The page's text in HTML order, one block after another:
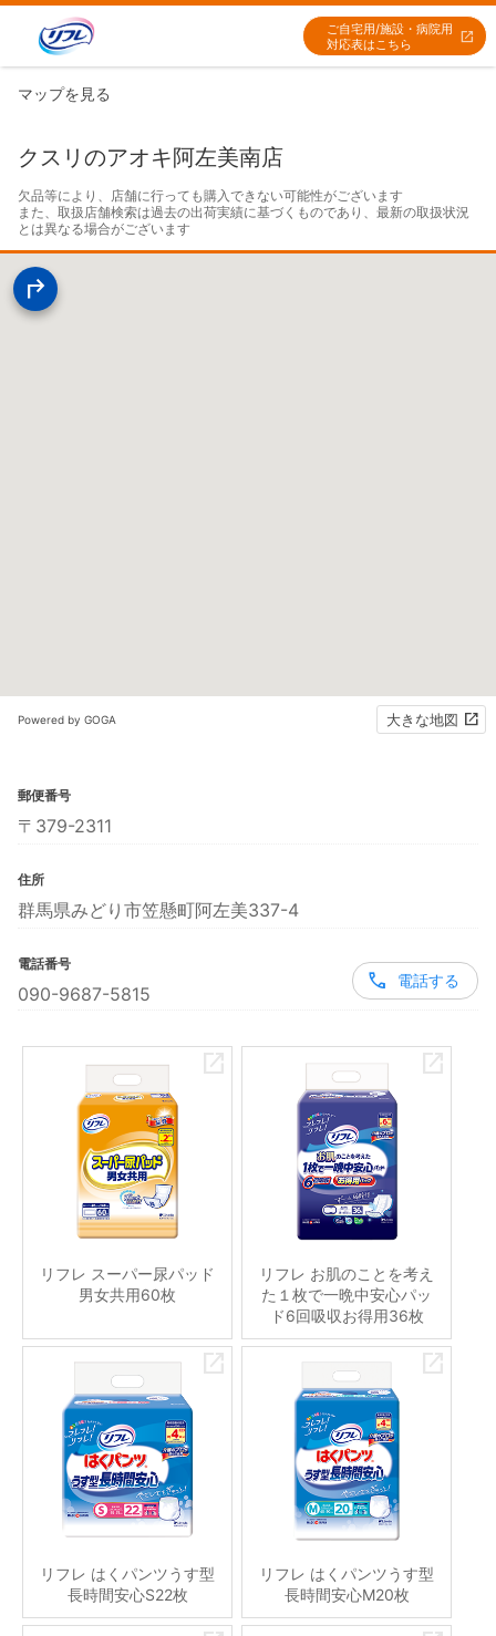
ご自宅用/施設・病院用
対応表はこちら
マップを見る
クスリのアオキ阿左美南店
欠品等により、店舗に行っても購入できない可能性がございます
また、取扱店舗検索は過去の出荷実績に基づくものであり、最新の取扱状況
とは異なる場合がございます
Powered by GOGA 大きな地図
郵便番号
〒379-2311
住所
群馬県みどり市笠懸町阿左美337-4
電話番号
090-9687-5815
電話する
リフレ スーパー尿パッド
男女共用60枚
リフレ お肌のことを考え
た１枚で一晩中安心パッ
ド6回吸収お得用36枚
リフレ はくパンツうす型
長時間安心S22枚
リフレ はくパンツうす型
長時間安心M20枚